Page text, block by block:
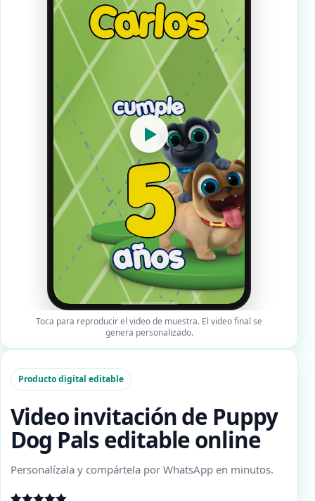
▶
Toca para reproducir el video de muestra. El video final se
genera personalizado.
Producto digital editable
Video invitación de Puppy
Dog Pals editable online
Personalízala y compártela por WhatsApp en minutos.